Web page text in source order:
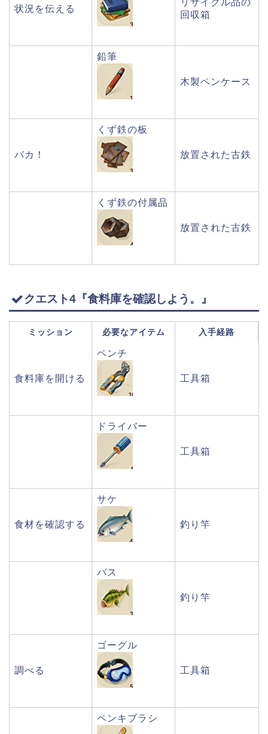
状況を伝える
リサイクル品の
回収箱
鉛筆
木製ペンケース
バカ！
くず鉄の板
放置された古鉄
くず鉄の付属品
放置された古鉄
クエスト4『食料庫を確認しよう。』
ミッション 必要なアイテム 入手経路
食料庫を開ける
ペンチ
工具箱
ドライバー
工具箱
食材を確認する
サケ
釣り竿
バス
釣り竿
調べる
ゴーグル
工具箱
ペンキブラシ